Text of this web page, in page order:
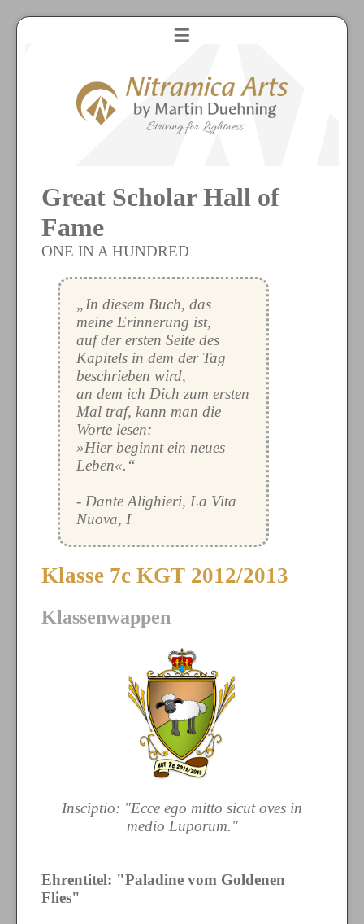
≡
Great Scholar Hall of
Fame
ONE IN A HUNDRED
„In diesem Buch, das
meine Erinnerung ist,
auf der ersten Seite des
Kapitels in dem der Tag
beschrieben wird,
an dem ich Dich zum ersten
Mal traf, kann man die
Worte lesen:
»Hier beginnt ein neues
Leben«.“
- Dante Alighieri, La Vita
Nuova, I
Klasse 7c KGT 2012/2013
Klassenwappen
Insciptio: "Ecce ego mitto sicut oves in
medio Luporum."
Ehrentitel: "Paladine vom Goldenen
Flies"